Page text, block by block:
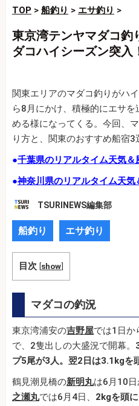
TOP > 船釣り > エサ釣り >
東京湾テンヤマダコ
ダコハイシーズン突入
関東エリアのマダコ釣りがハ
ら8月にかけ、積極的にエサ
める様になってくる。今回、
り方と、関東のおすすめ船宿3
●千葉県のリアルタイム天気＆
●神奈川県のリアルタイム天気
TSURINEWS編集部
船釣り エサ釣り
目次 [show]
マダコの釣況
東京湾浦安の吉野屋では1日か
で、2隻出しの大盛況で開幕。
プ5尾が3人。翌2日は3.1kgを
鶴見潮見橋の新明丸は6月10日
之瀬丸では6月4日、 2kgを頭